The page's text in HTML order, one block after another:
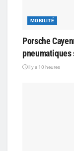
MOBILITÉ
Porsche
pneumatiques
il y a 10 heures